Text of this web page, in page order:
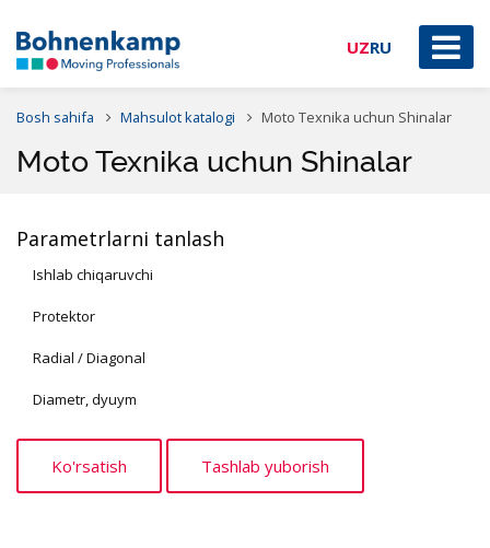
UZRU
Bosh sahifa Mahsulot katalogi Moto Texnika uchun Shinalar
Moto Texnika uchun Shinalar
Parametrlarni tanlash
Ishlab chiqaruvchi
Protektor
Radial / Diagonal
Diametr, dyuym